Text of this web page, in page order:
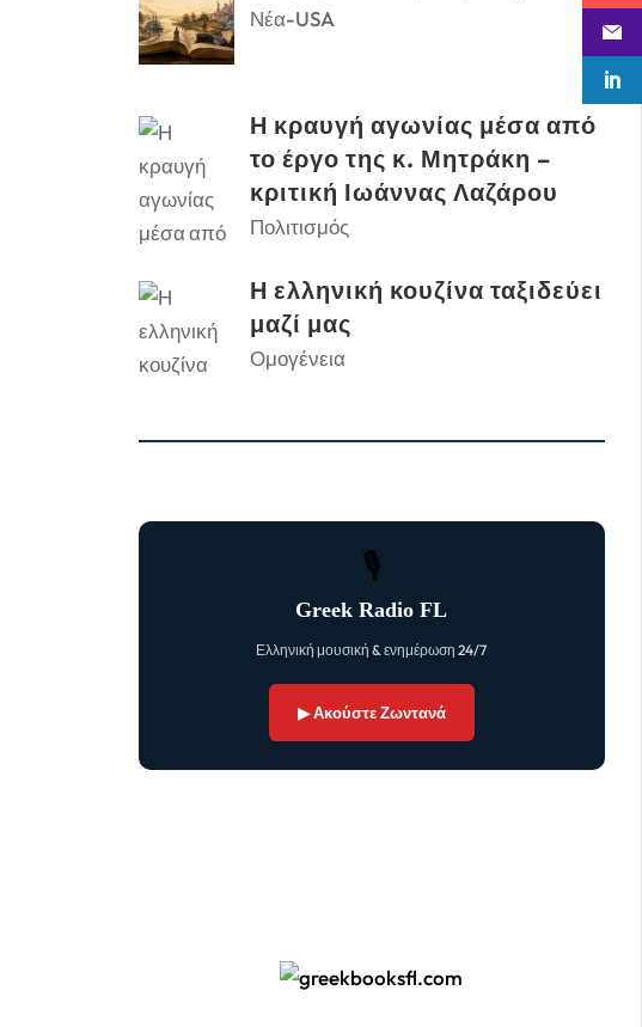
Νέα-USA
Η κραυγή αγωνίας μέσα από
το έργο της κ. Μητράκη –
κριτική Ιωάννας Λαζάρου
Πολιτισμός
Η ελληνική κουζίνα ταξιδεύει
μαζί μας
Ομογένεια
🎙
Greek Radio FL
Ελληνική μουσική & ενημέρωση 24/7
▶ Ακούστε Ζωντανά